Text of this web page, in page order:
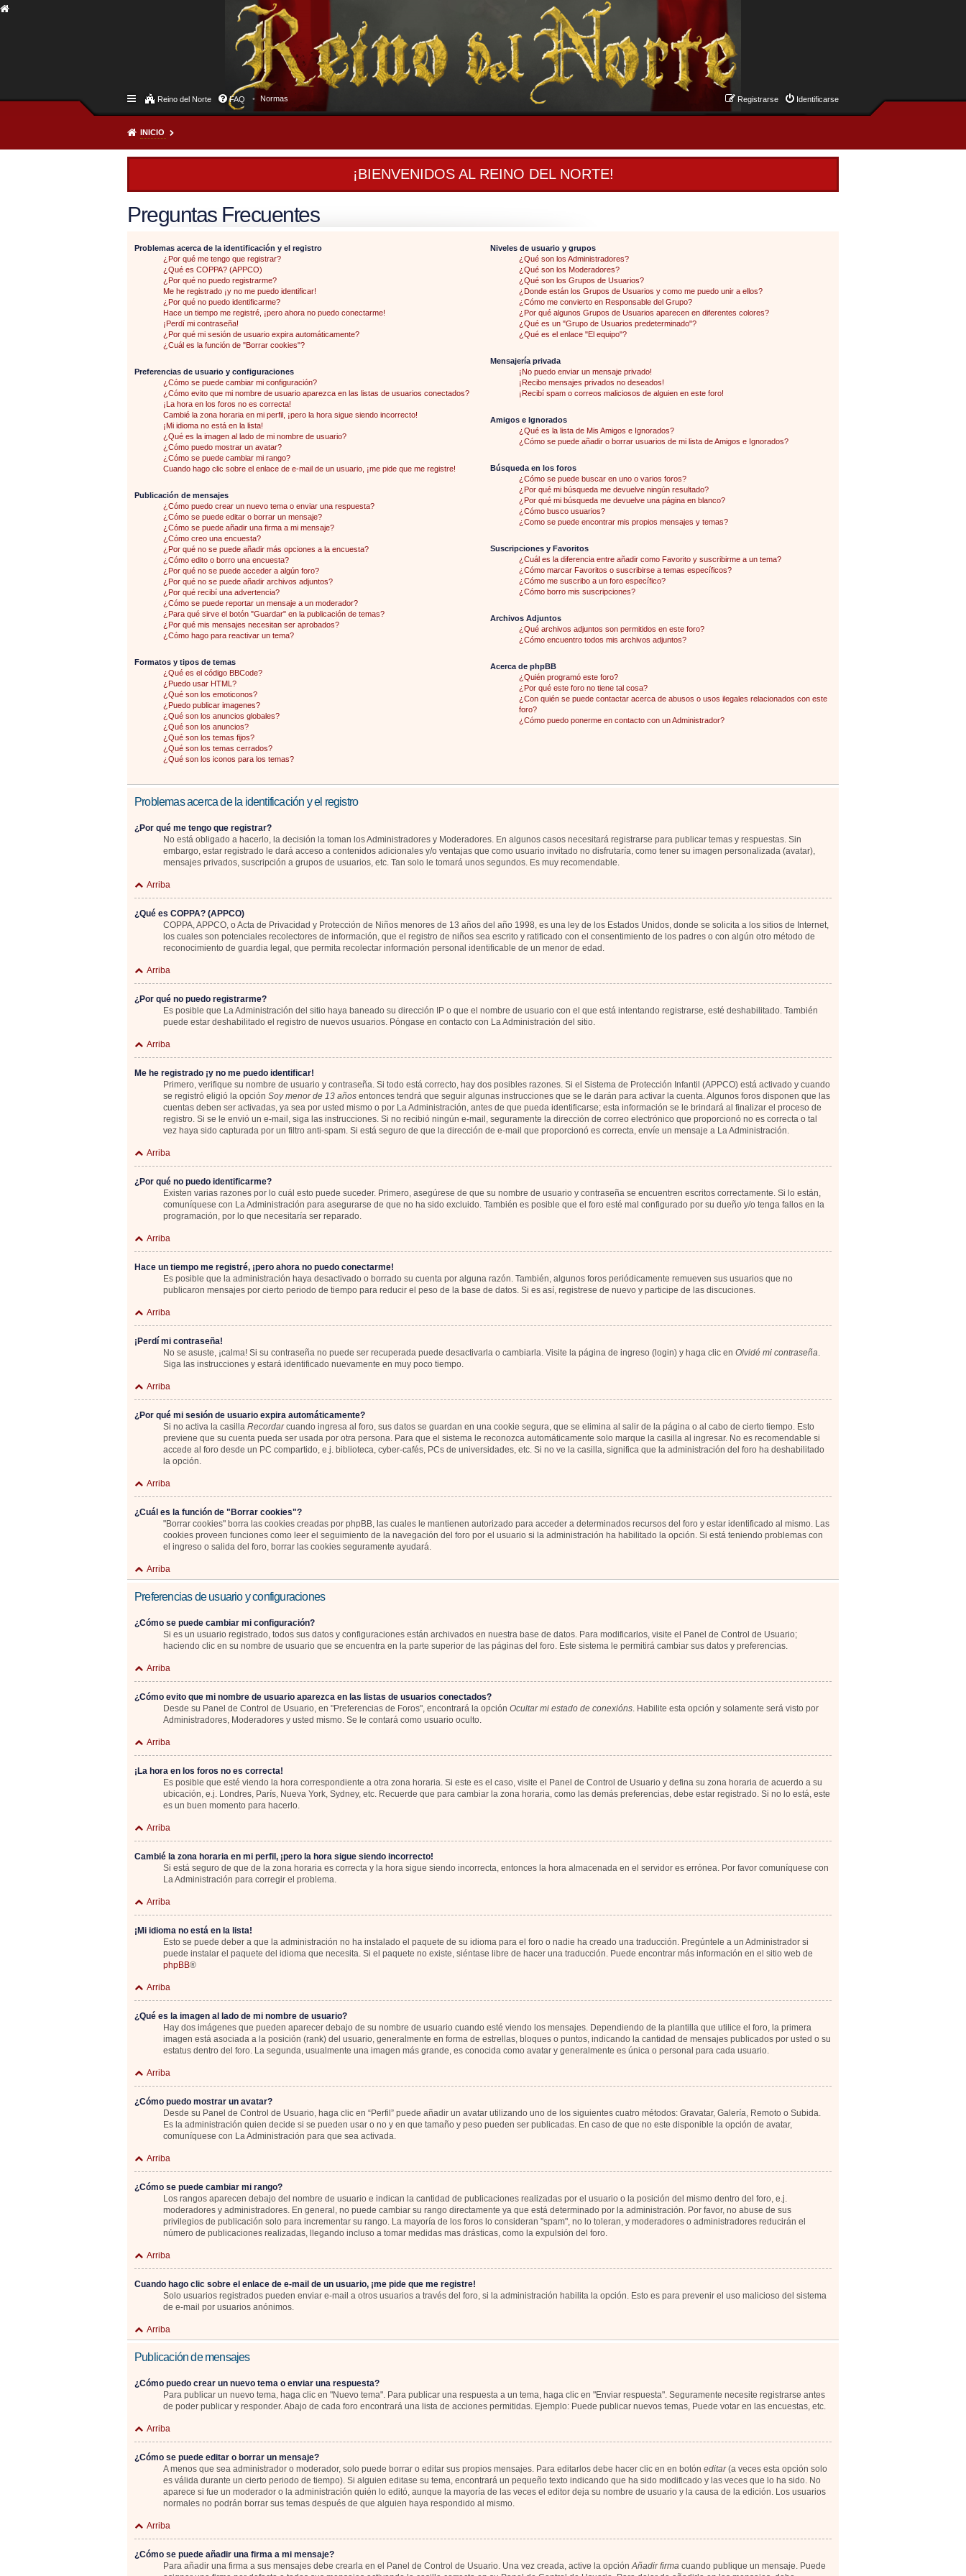
Reino del Norte FAQ Normas Identificarse
Registrarse
INICIO
¡BIENVENIDOS AL REINO DEL NORTE!
Preguntas Frecuentes
Problemas acerca de la identificación y el registro
¿Por qué me tengo que registrar?
¿Qué es COPPA? (APPCO)
¿Por qué no puedo registrarme?
Me he registrado ¡y no me puedo identificar!
¿Por qué no puedo identificarme?
Hace un tiempo me registré, ¡pero ahora no puedo conectarme!
¡Perdí mi contraseña!
¿Por qué mi sesión de usuario expira automáticamente?
¿Cuál es la función de "Borrar cookies"?
Preferencias de usuario y configuraciones
¿Cómo se puede cambiar mi configuración?
¿Cómo evito que mi nombre de usuario aparezca en las listas de usuarios conectados?
¡La hora en los foros no es correcta!
Cambié la zona horaria en mi perfil, ¡pero la hora sigue siendo incorrecto!
¡Mi idioma no está en la lista!
¿Qué es la imagen al lado de mi nombre de usuario?
¿Cómo puedo mostrar un avatar?
¿Cómo se puede cambiar mi rango?
Cuando hago clic sobre el enlace de e-mail de un usuario, ¡me pide que me registre!
Publicación de mensajes
¿Cómo puedo crear un nuevo tema o enviar una respuesta?
¿Cómo se puede editar o borrar un mensaje?
¿Cómo se puede añadir una firma a mi mensaje?
¿Cómo creo una encuesta?
¿Por qué no se puede añadir más opciones a la encuesta?
¿Cómo edito o borro una encuesta?
¿Por qué no se puede acceder a algún foro?
¿Por qué no se puede añadir archivos adjuntos?
¿Por qué recibí una advertencia?
¿Cómo se puede reportar un mensaje a un moderador?
¿Para qué sirve el botón "Guardar" en la publicación de temas?
¿Por qué mis mensajes necesitan ser aprobados?
¿Cómo hago para reactivar un tema?
Formatos y tipos de temas
¿Qué es el código BBCode?
¿Puedo usar HTML?
¿Qué son los emoticonos?
¿Puedo publicar imagenes?
¿Qué son los anuncios globales?
¿Qué son los anuncios?
¿Qué son los temas fijos?
¿Qué son los temas cerrados?
¿Qué son los iconos para los temas?
Niveles de usuario y grupos
¿Qué son los Administradores?
¿Qué son los Moderadores?
¿Qué son los Grupos de Usuarios?
¿Donde están los Grupos de Usuarios y como me puedo unir a ellos?
¿Cómo me convierto en Responsable del Grupo?
¿Por qué algunos Grupos de Usuarios aparecen en diferentes colores?
¿Qué es un "Grupo de Usuarios predeterminado"?
¿Qué es el enlace "El equipo"?
Mensajería privada
¡No puedo enviar un mensaje privado!
¡Recibo mensajes privados no deseados!
¡Recibí spam o correos maliciosos de alguien en este foro!
Amigos e Ignorados
¿Qué es la lista de Mis Amigos e Ignorados?
¿Cómo se puede añadir o borrar usuarios de mi lista de Amigos e Ignorados?
Búsqueda en los foros
¿Cómo se puede buscar en uno o varios foros?
¿Por qué mi búsqueda me devuelve ningún resultado?
¿Por qué mi búsqueda me devuelve una página en blanco?
¿Cómo busco usuarios?
¿Como se puede encontrar mis propios mensajes y temas?
Suscripciones y Favoritos
¿Cuál es la diferencia entre añadir como Favorito y suscribirme a un tema?
¿Cómo marcar Favoritos o suscribirse a temas específicos?
¿Cómo me suscribo a un foro específico?
¿Cómo borro mis suscripciones?
Archivos Adjuntos
¿Qué archivos adjuntos son permitidos en este foro?
¿Cómo encuentro todos mis archivos adjuntos?
Acerca de phpBB
¿Quién programó este foro?
¿Por qué este foro no tiene tal cosa?
¿Con quién se puede contactar acerca de abusos o usos ilegales relacionados con este
foro?
¿Cómo puedo ponerme en contacto con un Administrador?
Problemas acerca de la identificación y el registro
¿Por qué me tengo que registrar?
No está obligado a hacerlo, la decisión la toman los Administradores y Moderadores. En algunos casos necesitará registrarse para publicar temas y respuestas. Sin
embargo, estar registrado le dará acceso a contenidos adicionales y/o ventajas que como usuario invitado no disfrutaría, como tener su imagen personalizada (avatar),
mensajes privados, suscripción a grupos de usuarios, etc. Tan solo le tomará unos segundos. Es muy recomendable.
Arriba
¿Qué es COPPA? (APPCO)
COPPA, APPCO, o Acta de Privacidad y Protección de Niños menores de 13 años del año 1998, es una ley de los Estados Unidos, donde se solicita a los sitios de Internet,
los cuales son potenciales recolectores de información, que el registro de niños sea escrito y ratificado con el consentimiento de los padres o con algún otro método de
reconocimiento de guardia legal, que permita recolectar información personal identificable de un menor de edad.
Arriba
¿Por qué no puedo registrarme?
Es posible que La Administración del sitio haya baneado su dirección IP o que el nombre de usuario con el que está intentando registrarse, esté deshabilitado. También
puede estar deshabilitado el registro de nuevos usuarios. Póngase en contacto con La Administración del sitio.
Arriba
Me he registrado ¡y no me puedo identificar!
Primero, verifique su nombre de usuario y contraseña. Si todo está correcto, hay dos posibles razones. Si el Sistema de Protección Infantil (APPCO) está activado y cuando
se registró eligió la opción Soy menor de 13 años entonces tendrá que seguir algunas instrucciones que se le darán para activar la cuenta. Algunos foros disponen que las
cuentas deben ser activadas, ya sea por usted mismo o por La Administración, antes de que pueda identificarse; esta información se le brindará al finalizar el proceso de
registro. Si se le envió un e-mail, siga las instrucciones. Si no recibió ningún e-mail, seguramente la dirección de correo electrónico que proporcionó no es correcta o tal
vez haya sido capturada por un filtro anti-spam. Si está seguro de que la dirección de e-mail que proporcionó es correcta, envíe un mensaje a La Administración.
Arriba
¿Por qué no puedo identificarme?
Existen varias razones por lo cuál esto puede suceder. Primero, asegúrese de que su nombre de usuario y contraseña se encuentren escritos correctamente. Si lo están,
comuníquese con La Administración para asegurarse de que no ha sido excluido. También es posible que el foro esté mal configurado por su dueño y/o tenga fallos en la
programación, por lo que necesitaría ser reparado.
Arriba
Hace un tiempo me registré, ¡pero ahora no puedo conectarme!
Es posible que la administración haya desactivado o borrado su cuenta por alguna razón. También, algunos foros periódicamente remueven sus usuarios que no
publicaron mensajes por cierto periodo de tiempo para reducir el peso de la base de datos. Si es así, registrese de nuevo y participe de las discuciones.
Arriba
¡Perdí mi contraseña!
No se asuste, ¡calma! Si su contraseña no puede ser recuperada puede desactivarla o cambiarla. Visite la página de ingreso (login) y haga clic en Olvidé mi contraseña.
Siga las instrucciones y estará identificado nuevamente en muy poco tiempo.
Arriba
¿Por qué mi sesión de usuario expira automáticamente?
Si no activa la casilla Recordarcuando ingresa al foro, sus datos se guardan en una cookie segura, que se elimina al salir de la página o al cabo de cierto tiempo. Esto
previene que su cuenta pueda ser usada por otra persona. Para que el sistema le reconozca automáticamente solo marque la casilla al ingresar. No es recomendable si
accede al foro desde un PC compartido, e.j. biblioteca, cyber-cafés, PCs de universidades, etc. Si no ve la casilla, significa que la administración del foro ha deshabilitado
la opción.
Arriba
¿Cuál es la función de "Borrar cookies"?
"Borrar cookies" borra las cookies creadas por phpBB, las cuales le mantienen autorizado para acceder a determinados recursos del foro y estar identificado al mismo. Las
cookies proveen funciones como leer el seguimiento de la navegación del foro por el usuario si la administración ha habilitado la opción. Si está teniendo problemas con
el ingreso o salida del foro, borrar las cookies seguramente ayudará.
Arriba
Preferencias de usuario y configuraciones
¿Cómo se puede cambiar mi configuración?
Si es un usuario registrado, todos sus datos y configuraciones están archivados en nuestra base de datos. Para modificarlos, visite el Panel de Control de Usuario;
haciendo clic en su nombre de usuario que se encuentra en la parte superior de las páginas del foro. Este sistema le permitirá cambiar sus datos y preferencias.
Arriba
¿Cómo evito que mi nombre de usuario aparezca en las listas de usuarios conectados?
Desde su Panel de Control de Usuario, en "Preferencias de Foros", encontrará la opción Ocultar mi estado de conexións. Habilite esta opción y solamente será visto por
Administradores, Moderadores y usted mismo. Se le contará como usuario oculto.
Arriba
¡La hora en los foros no es correcta!
Es posible que esté viendo la hora correspondiente a otra zona horaria. Si este es el caso, visite el Panel de Control de Usuario y defina su zona horaria de acuerdo a su
ubicación, e.j. Londres, París, Nueva York, Sydney, etc. Recuerde que para cambiar la zona horaria, como las demás preferencias, debe estar registrado. Si no lo está, este
es un buen momento para hacerlo.
Arriba
Cambié la zona horaria en mi perfil, ¡pero la hora sigue siendo incorrecto!
Si está seguro de que de la zona horaria es correcta y la hora sigue siendo incorrecta, entonces la hora almacenada en el servidor es errónea. Por favor comuníquese con
La Administración para corregir el problema.
Arriba
¡Mi idioma no está en la lista!
Esto se puede deber a que la administración no ha instalado el paquete de su idioma para el foro o nadie ha creado una traducción. Pregúntele a un Administrador si
puede instalar el paquete del idioma que necesita. Si el paquete no existe, siéntase libre de hacer una traducción. Puede encontrar más información en el sitio web de
phpBB®
Arriba
¿Qué es la imagen al lado de mi nombre de usuario?
Hay dos imágenes que pueden aparecer debajo de su nombre de usuario cuando esté viendo los mensajes. Dependiendo de la plantilla que utilice el foro, la primera
imagen está asociada a la posición (rank) del usuario, generalmente en forma de estrellas, bloques o puntos, indicando la cantidad de mensajes publicados por usted o su
estatus dentro del foro. La segunda, usualmente una imagen más grande, es conocida como avatar y generalmente es única o personal para cada usuario.
Arriba
¿Cómo puedo mostrar un avatar?
Desde su Panel de Control de Usuario, haga clic en “Perfil” puede añadir un avatar utilizando uno de los siguientes cuatro métodos: Gravatar, Galería, Remoto o Subida.
Es la administración quien decide si se pueden usar o no y en que tamaño y peso pueden ser publicadas. En caso de que no este disponible la opción de avatar,
comuníquese con La Administración para que sea activada.
Arriba
¿Cómo se puede cambiar mi rango?
Los rangos aparecen debajo del nombre de usuario e indican la cantidad de publicaciones realizadas por el usuario o la posición del mismo dentro del foro, e.j.
moderadores y administradores. En general, no puede cambiar su rango directamente ya que está determinado por la administración. Por favor, no abuse de sus
privilegios de publicación solo para incrementar su rango. La mayoría de los foros lo consideran "spam", no lo toleran, y moderadores o administradores reducirán el
número de publicaciones realizadas, llegando incluso a tomar medidas mas drásticas, como la expulsión del foro.
Arriba
Cuando hago clic sobre el enlace de e-mail de un usuario, ¡me pide que me registre!
Solo usuarios registrados pueden enviar e-mail a otros usuarios a través del foro, si la administración habilita la opción. Esto es para prevenir el uso malicioso del sistema
de e-mail por usuarios anónimos.
Arriba
Publicación de mensajes
¿Cómo puedo crear un nuevo tema o enviar una respuesta?
Para publicar un nuevo tema, haga clic en "Nuevo tema". Para publicar una respuesta a un tema, haga clic en "Enviar respuesta". Seguramente necesite registrarse antes
de poder publicar y responder. Abajo de cada foro encontrará una lista de acciones permitidas. Ejemplo: Puede publicar nuevos temas, Puede votar en las encuestas, etc.
Arriba
¿Cómo se puede editar o borrar un mensaje?
A menos que sea administrador o moderador, solo puede borrar o editar sus propios mensajes. Para editarlos debe hacer clic en en botón editar(a veces esta opción solo
es válida durante un cierto periodo de tiempo). Si alguien editase su tema, encontrará un pequeño texto indicando que ha sido modificado y las veces que lo ha sido. No
aparece si fue un moderador o la administración quién lo editó, aunque la mayoría de las veces el editor deja su nombre de usuario y la causa de la edición. Los usuarios
normales no podrán borrar sus temas después de que alguien haya respondido al mismo.
Arriba
¿Cómo se puede añadir una firma a mi mensaje?
Para añadir una firma a sus mensajes debe crearla en el Panel de Control de Usuario. Una vez creada, active la opciónAñadir firma cuando publique un mensaje. Puede